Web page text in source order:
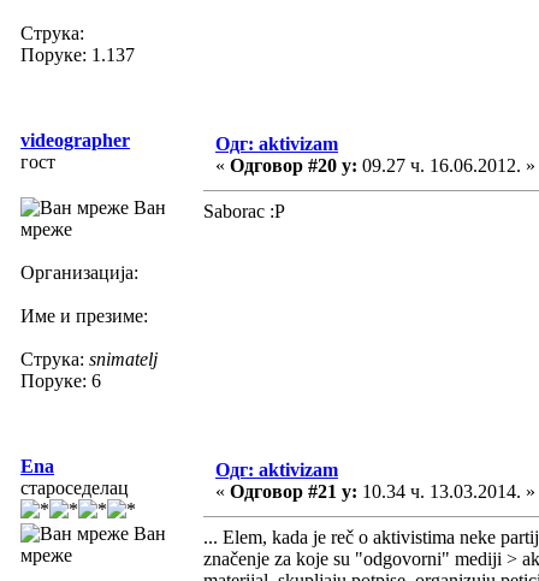
Струка:
Поруке: 1.137
videographer
гост
Ван
мреже
Организација:
Име и презиме:
Струка: snimatelj
Поруке: 6
Одг: aktivizam
« Одговор #20 у: 09.27 ч. 16.06.2012. »
Saborac :P
Ena
староседелац
Ван
мреже
Одг: aktivizam
« Одговор #21 у: 10.34 ч. 13.03.2014. »
... Elem, kada je reč o aktivistima neke
značenje za koje su "odgovorni" mediji >